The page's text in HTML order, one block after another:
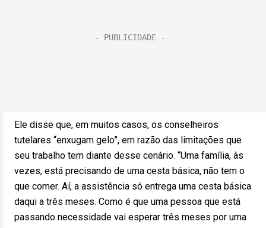
Ele disse que, em muitos casos, os conselheiros
tutelares “enxugam gelo”, em razão das limitações que
seu trabalho tem diante desse cenário. “Uma família, às
vezes, está precisando de uma cesta básica, não tem o
que comer. Aí, a assistência só entrega uma cesta básica
daqui a três meses. Como é que uma pessoa que está
passando necessidade vai esperar três meses por uma